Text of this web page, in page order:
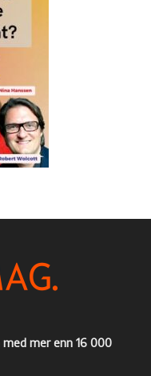
mer enn 16 000